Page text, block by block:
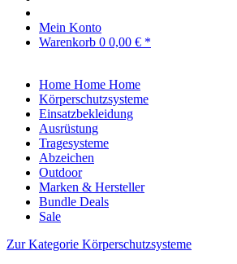
Mein Konto
Warenkorb 0 0,00 € *
Home Home Home
Körperschutzsysteme
Einsatzbekleidung
Ausrüstung
Tragesysteme
Abzeichen
Outdoor
Marken & Hersteller
Bundle Deals
Sale
Zur Kategorie Körperschutzsysteme